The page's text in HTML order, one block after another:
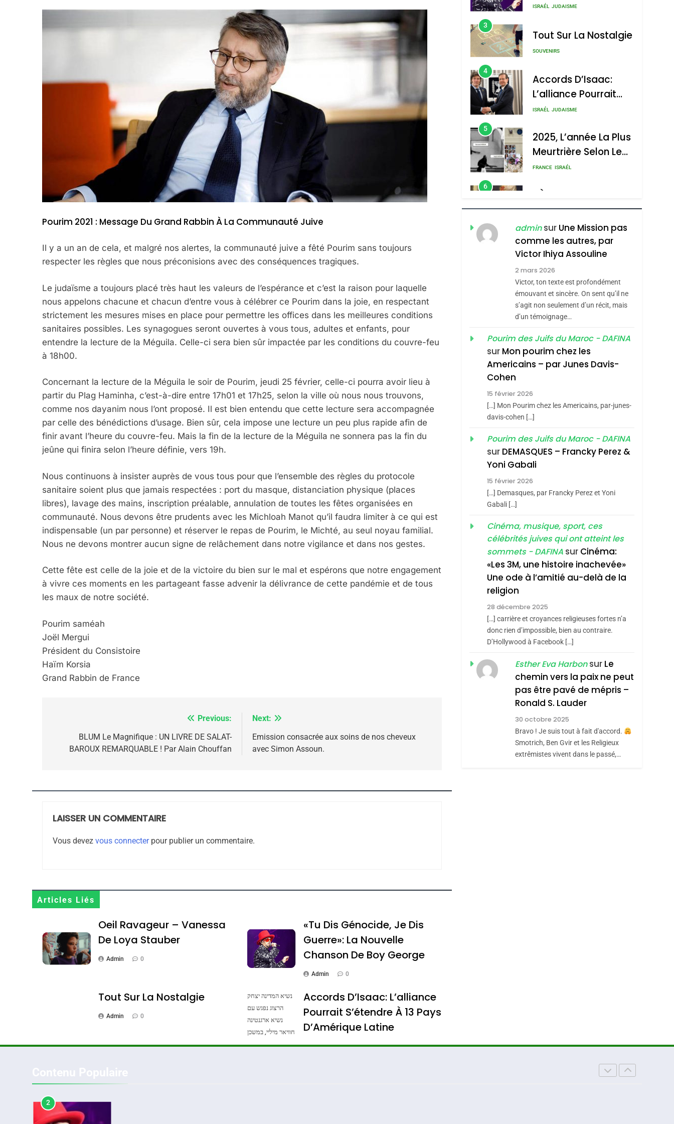
Pourim 2021 : Message Du Grand Rabbin À La Communauté Juive
Il y a un an de cela, et malgré nos alertes, la communauté juive a fêté Pourim sans toujours
respecter les règles que nous préconisions avec des conséquences tragiques.
Le judaïsme a toujours placé très haut les valeurs de l’espérance et c’est la raison pour laquelle
nous appelons chacune et chacun d’entre vous à célébrer ce Pourim dans la joie, en respectant
strictement les mesures mises en place pour permettre les offices dans les meilleures conditions
sanitaires possibles. Les synagogues seront ouvertes à vous tous, adultes et enfants, pour
entendre la lecture de la Méguila. Celle-ci sera bien sûr impactée par les conditions du couvre-feu
à 18h00.
Concernant la lecture de la Méguila le soir de Pourim, jeudi 25 février, celle-ci pourra avoir lieu à
partir du Plag Haminha, c’est-à-dire entre 17h01 et 17h25, selon la ville où nous nous trouvons,
comme nos dayanim nous l’ont proposé. Il est bien entendu que cette lecture sera accompagnée
par celle des bénédictions d’usage. Bien sûr, cela impose une lecture un peu plus rapide afin de
finir avant l’heure du couvre-feu. Mais la fin de la lecture de la Méguila ne sonnera pas la fin du
jeûne qui finira selon l’heure définie, vers 19h.
Nous continuons à insister auprès de vous tous pour que l’ensemble des règles du protocole
sanitaire soient plus que jamais respectées : port du masque, distanciation physique (places
libres), lavage des mains, inscription préalable, annulation de toutes les fêtes organisées en
communauté. Nous devons être prudents avec les Michloah Manot qu’il faudra limiter à ce qui est
indispensable (un par personne) et réserver le repas de Pourim, le Michté, au seul noyau familial.
Nous ne devons montrer aucun signe de relâchement dans notre vigilance et dans nos gestes.
Cette fête est celle de la joie et de la victoire du bien sur le mal et espérons que notre engagement
à vivre ces moments en les partageant fasse advenir la délivrance de cette pandémie et de tous
les maux de notre société.
Pourim saméah
Joël Mergui
Président du Consistoire
Haïm Korsia
Grand Rabbin de France
Previous:
BLUM Le Magnifique : UN LIVRE DE SALAT-
BAROUX REMARQUABLE ! Par Alain Chouffan
Next:
Emission consacrée aux soins de nos cheveux
avec Simon Assoun.
LAISSER UN COMMENTAIRE
Vous devez vous connecterpour publier un commentaire.
Articles Liés
Oeil Ravageur – Vanessa
De Loya Stauber
Admin 0
«Tu Dis Génocide, Je Dis
Guerre»: La Nouvelle
Chanson De Boy George
Admin 0
Tout Sur La Nostalgie
Admin 0
נשיא המדינה יצחק
הרצוג נפגש עם
נשיא ארגנטינה
חוויאר מיליי, במשכן
הנשיא בירושלים.
Accords D’Isaac: L’alliance
Pourrait S’étendre À 13 Pays
D’Amérique Latine
Admin 0
Nouvelle Chanson De
ISRAÉL JUDAISME
3
Tout Sur La Nostalgie
SOUVENIRS
4
Accords D’Isaac:
L’alliance Pourrait
S’étendre À 13 Pays
ISRAÉL JUDAISME
5
2025, L’année La Plus
Meurtrière Selon Le
Rapport D’ADL
FRANCE ISRAÉL
6
FIÈRE, DIGNE ET
RÉSILIENTE :
POURQUOI JE
REVENDIQUE MA
JUDAÏTE Par Thérèse
Zrihen-Dvir
ISRAÉL JUDAISME
CE QUI NOUS
MANQUE – Jacques
Hadida
JUDAISME
Maroc : Les Amandes
De Tafraout, Le Miel
De Tadla Azilal
Consacrés Produits
Du Terroir
DAFINA MAROC
Oeil Ravageur –
2
Dis Guerre»: La
Nouvelle Chanson De
Boy George
ISRAÉL JUDAISME
Accords D’Isaac:
L’alliance Pourrait
S’étendre À 13 Pays
D’Amérique Latine
ISRAÉL JUDAISME
5
Meurtrière Selon Le
Rapport D’ADL
Contre
L’antisémitisme
FRANCE ISRAÉL
FIÈRE, DIGNE ET
RÉSILIENTE :
POURQUOI JE
REVENDIQUE MA
JUDAÏTE Par Thérèse
Zrihen-Dvir
ISRAÉL JUDAISME
CE QUI NOUS
MANQUE – Jacques
Hadida
JUDAISME
Maroc : Les Amandes
adminsur Une Mission pas
comme les autres, par
Victor Ihiya Assouline
2 mars 2026
Victor, ton texte est profondément
émouvant et sincère. On sent qu’il ne
s’agit non seulement d’un récit, mais
d’un témoignage…
Pourim des Juifs du Maroc - DAFINA
sur Mon pourim chez les
Americains – par Junes Davis-
Cohen
15 février 2026
[…] Mon Pourim chez les Americains, par-junes-
davis-cohen […]
Pourim des Juifs du Maroc - DAFINA
sur DEMASQUES – Francky Perez &
Yoni Gabali
15 février 2026
[…] Demasques, par Francky Perez et Yoni
Gabali […]
Cinéma, musique, sport, ces
célébrités juives qui ont atteint les
sommets - DAFINA sur Cinéma:
«Les 3M, une histoire inachevée»
Une ode à l’amitié au-delà de la
religion
28 décembre 2025
[…] carrière et croyances religieuses fortes n’a
donc rien d’impossible, bien au contraire.
D’Hollywood à Facebook […]
Esther Eva Harbonsur Le
chemin vers la paix ne peut
pas être pavé de mépris –
Ronald S. Lauder
30 octobre 2025
Bravo ! Je suis tout à fait d'accord.
Smotrich, Ben Gvir et les Religieux
extrêmistes vivent dans le passé,…
2025, L’année La Plus Meurtrière Selon Le Rapport D’ADL Contre L’antisémitisme
FRANCE ISRAÉL
FIÈRE, DIGNE ET RÉSILIENTE : POURQUOI JE REVENDIQUE MA JUDAÏTE Par Thérèse Zrihen-
CE QUI NOUS MANQUE – Jacques Hadida
Terroir
Oeil Ravageur – Vanessa De Loya Stauber
2